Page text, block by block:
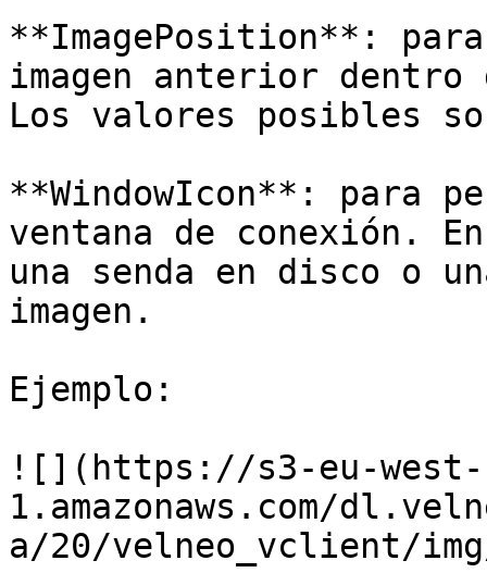
**ImagePosition**:
imagen anterior dentro
Los valores posibles
**WindowIcon**: para
ventana de conexión.
una senda en disco o
imagen.
Ejemplo:
![](https://s3-eu-west-
1.amazonaws.com/
a/20/velneo_vclient/